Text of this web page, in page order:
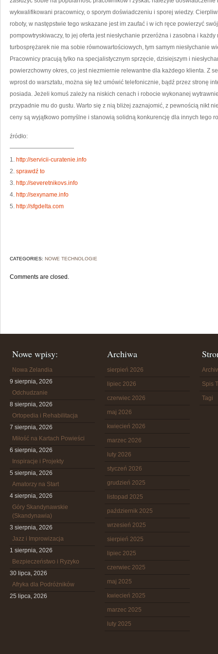
wykwalifikowani pracownicy, o sporym doświadczeniu i sporej wiedzy.
roboty, w następstwie tego wskazane jest im zaufać i w ich ręce powierzyć
pompowtryskiwaczy, to jej oferta jest niesłychanie przeróżna i zasobna i
turbosprężarek nie ma sobie równowartościowych, tym samym niesłychanie
Pracownicy pracują tylko na specjalistycznym sprzęcie, dzisiejszym i
powierzchowny okres, co jest niezmiernie relewantne dla każdego klienta. Z
wprost do warsztatu, można się też umówić telefonicznie, bądź przez stronę
posiada. Jeżeli komuś zależy na niskich cenach i robocie wykonanej
przypadnie mu do gustu. Warto się z nią bliżej zaznajomić, z pewnością nikt
ceny są wyjątkowo pomyślne i stanowią solidną konkurencję dla innych tego
źródło:
———————————
1. http://servicii-curatenie.info
2. sprawdź to
3. http://severetnikovs.info
4. http://sexyname.info
5. http://sfgdelta.com
CATEGORIES: NOWE TECHNOLOGIE
Comments are closed.
Nowe wpisy:
Nowa Zelandia
9 sierpnia, 2026
Odchudzanie
8 sierpnia, 2026
Ortopedia i Rehabilitacja
7 sierpnia, 2026
Miłość na Kartach Powieści
6 sierpnia, 2026
Inspiracje i Projekty
5 sierpnia, 2026
Amatorzy na Start
4 sierpnia, 2026
Góry Skandynawskie
(Skandynawia)
3 sierpnia, 2026
Jazz i Improwizacja
1 sierpnia, 2026
Bezpieczeństwo i Ryzyko
30 lipca, 2026
Afryka dla Podróżników
25 lipca, 2026
Archiwa
sierpień 2026
lipiec 2026
czerwiec 2026
maj 2026
kwiecień 2026
marzec 2026
luty 2026
styczeń 2026
grudzień 2025
listopad 2025
październik 2025
wrzesień 2025
sierpień 2025
lipiec 2025
czerwiec 2025
maj 2025
kwiecień 2025
marzec 2025
luty 2025
Spis
Tagi